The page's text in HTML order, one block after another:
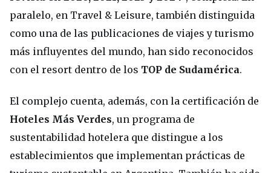
paralelo, en Travel & Leisure, también distinguida
como una de las publicaciones de viajes y turismo
más influyentes del mundo, han sido reconocidos
con el resort dentro de los TOP de Sudamérica.
El complejo cuenta, además, con la certificación de
Hoteles Más Verdes, un programa de
sustentabilidad hotelera que distingue a los
establecimientos que implementan prácticas de